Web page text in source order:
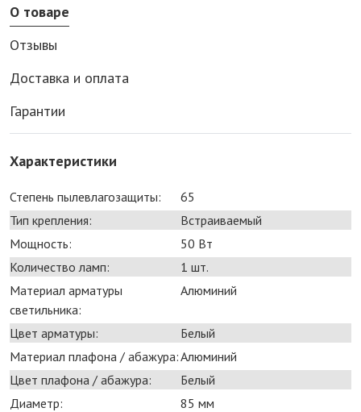
О товаре
Отзывы
Доставка и оплата
Гарантии
Характеристики
Степень пылевлагозащиты:
65
Тип крепления:
Встраиваемый
Мощность:
50 Bт
Количество ламп:
1 шт.
Материал арматуры
светильника:
Алюминий
Цвет арматуры:
Белый
Материал плафона / абажура:Алюминий
Цвет плафона / абажура:
Белый
Диаметр:
85 мм